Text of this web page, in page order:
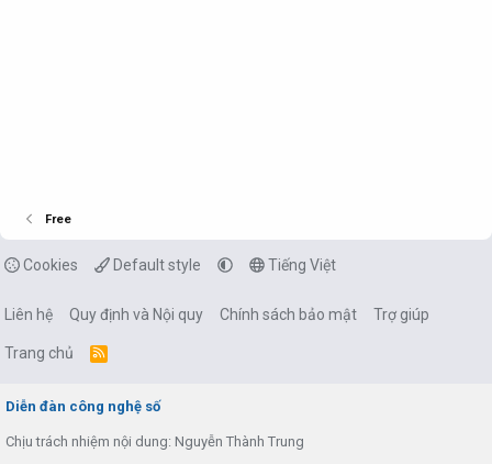
Free
Cookies Default style Tiếng Việt
Liên hệ Quy định và Nội quy Chính sách bảo mật Trợ giúp
Trang chủ
R
Diễn đàn công nghệ số
Chịu trách nhiệm nội dung: Nguyễn Thành Trung